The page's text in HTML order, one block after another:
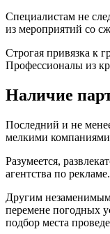
Специалистам не
из мероприятий со
Строгая привязка к
Профессионалы из
Наличие
Последний и не
мелкими
Разумеется,
агентства по
Другим
перемене погодных
подбор места